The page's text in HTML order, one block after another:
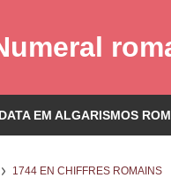
DATA EM ALGARISMOS
1744 EN CHIFFRES ROMAINS